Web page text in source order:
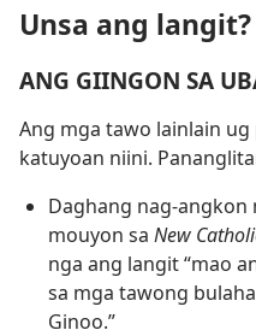
Unsa ang langit?
ANG GIINGON SA
Ang mga tawo lainlain
katuyoan niini.
Daghang nag-
mouyon sa New
nga ang langit “mao
sa mga tawong
Ginoo.”